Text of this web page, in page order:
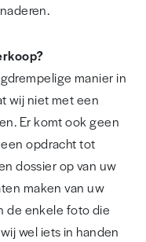
manier in
wij niet met een
Er komt ook geen
opdracht tot
dossier op van uw
maken van uw
de enkele foto die
wel iets in handen